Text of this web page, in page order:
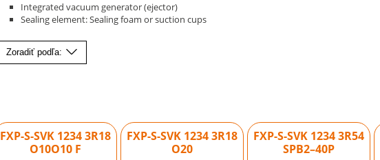
Integrated vacuum generator (ejector)
Sealing element: Sealing foam or suction cups
Zoradiť podľa:
FXP-S-SVK 1234 3R18
O10O10 F
FXP-S-SVK 1234 3R18
O20
FXP-S-SVK 1234 3R54
SPB2–40P